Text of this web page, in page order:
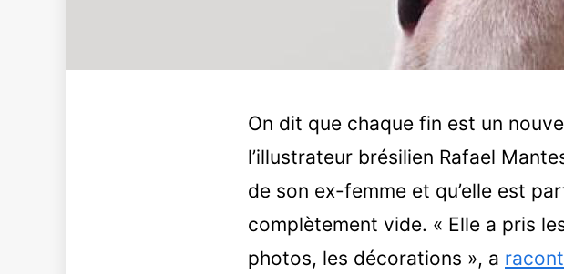
On dit que chaque fin est un
l’illustrateur brésilien Rafael
de son ex-femme et qu’elle est
complètement vide. « Elle a pris
photos, les décorations », a